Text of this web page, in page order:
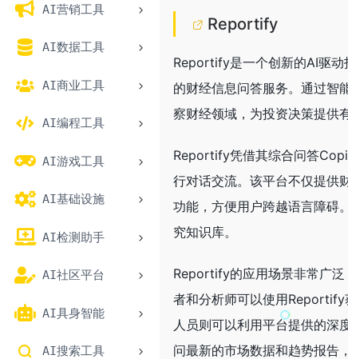
AI营销工具
AI数据工具
AI商业工具
AI编程工具
AI游戏工具
AI基础设施
AI检测助手
AI社区平台
AI具身智能
AI搜索工具
Reportify
Reportify是一个创新的AI驱动
的财经信息问答服务。通过智
察财经领域，为投资决策提供
Reportify凭借其综合问答
行对话交流。该平台不仅提供
功能，方便用户跨越语言障碍
究知识库。
Reportify的应用场景非常广泛
者和分析师可以使用Reportify
人员则可以利用平台提供的深
问最新的市场数据和趋势报告